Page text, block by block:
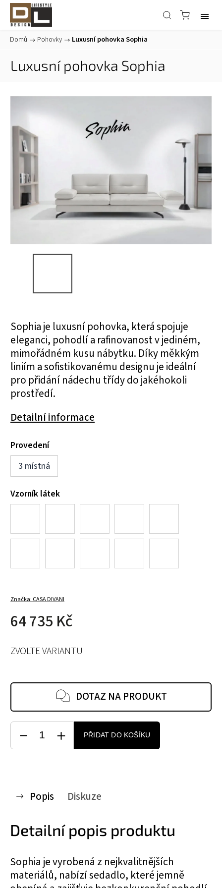
Domů / Pohovky / Luxusní pohovka Sophia
Luxusní pohovka Sophia
Sophia je luxusní pohovka, která spojuje
eleganci, pohodlí a rafinovanost v jediném,
mimořádném kusu nábytku. Díky měkkým
liniím a sofistikovanému designu je ideální
pro přidání nádechu třídy do jakéhokoli
prostředí.
Detailní informace
Provedení
3 místná
Vzorník látek
Značka: CASA DIVANI
64 735 Kč
ZVOLTE VARIANTU
DOTAZ NA PRODUKT
PŘIDAT DO KOŠÍKU
Popis Diskuze
Detailní popis produktu
Sophia je vyrobená z nejkvalitnějších
materiálů, nabízí sedadlo, které jemně